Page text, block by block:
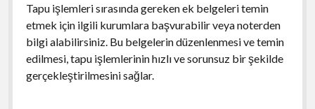
Tapu işlemleri sırasında gereken ek belgeleri temin
etmek için ilgili kurumlara başvurabilir veya noterden
bilgi alabilirsiniz. Bu belgelerin düzenlenmesi ve temin
edilmesi, tapu işlemlerinin hızlı ve sorunsuz bir şekilde
gerçekleştirilmesini sağlar.